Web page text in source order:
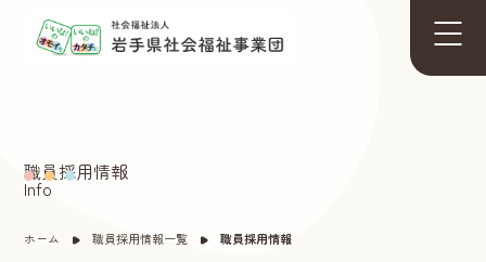
職員採用情報
Info
ホーム 職員採用情報一覧 職員採用情報